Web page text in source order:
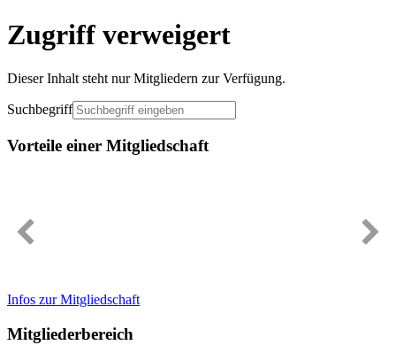
Zugriff verweigert
Dieser Inhalt steht nur Mitgliedern zur Verfügung.
Suchbegriff
Vorteile einer Mitgliedschaft
Infos zur Mitgliedschaft
Mitgliederbereich